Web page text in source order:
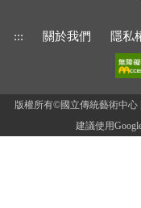
::: 關於我們 隱私
版權所有©國立傳統藝術中心
建議使用